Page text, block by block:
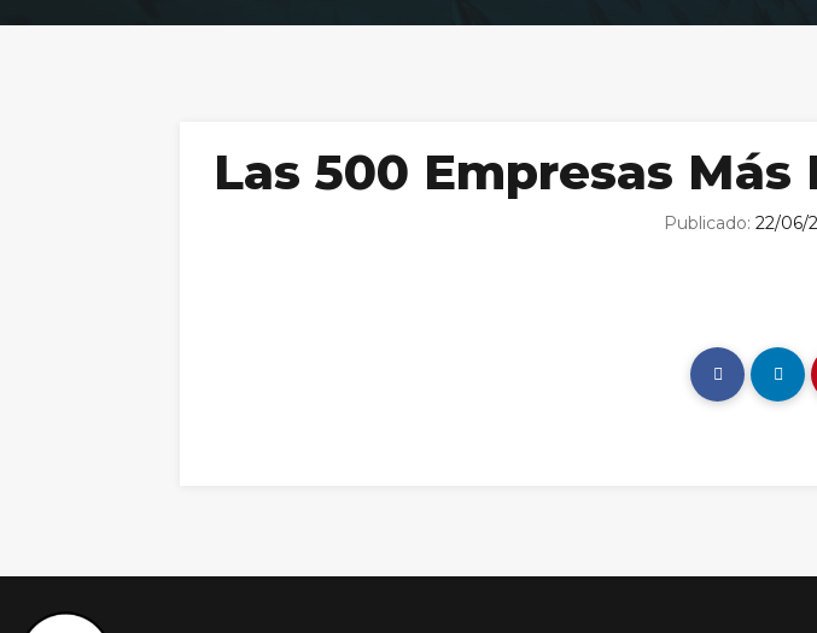
Las 500 Empresas
Publicado: 22/06/